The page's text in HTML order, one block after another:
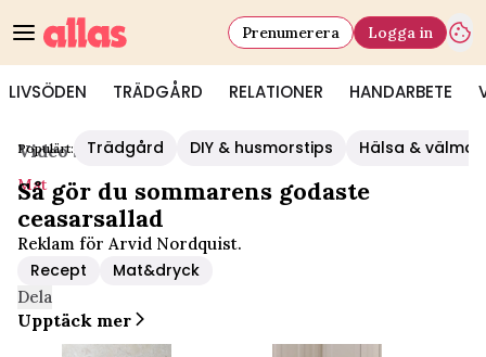
LIVSÖDEN TRÄDGÅRD RELATIONER HANDARBETE
Prenumerera Logga in
Populärt: Trädgård DIY & husmorstips Hälsa &
Video Start/Mat
Mat
Så gör du sommarens godaste
ceasarsallad
Reklam för Arvid Nordquist.
Recept Mat&dryck
Dela
Upptäck mer